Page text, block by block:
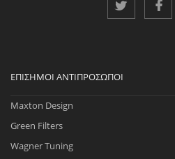
ΕΠΊΣΗΜΟΙ ΑΝΤΙΠΡΌΣΩΠΟΙ
Maxton Design
Green Filters
Wagner Tuning